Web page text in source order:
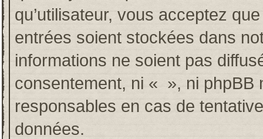
qu’utilisateur, vous acceptez
entrées soient stockées dans
informations ne soient pas
consentement, ni « », ni phpBB
responsables en cas de
données.